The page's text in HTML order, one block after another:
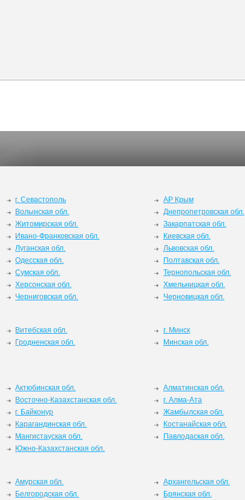
г. Севастополь
АР Крым
Волынская обл.
Днепропетровская обл.
Житомирская обл.
Закарпатская обл.
Ивано-Франковская обл.
Киевская обл.
Луганская обл.
Львовская обл.
Одесская обл.
Полтавская обл.
Сумская обл.
Тернопольская обл.
Херсонская обл.
Хмельницкая обл.
Черниговская обл. Черновицкая обл.
Витебская обл.
г. Минск
Гродненская обл.
Минская обл.
Актюбинская обл.
Алматинская обл.
Восточно-Казахстанская обл.
г. Алма-Ата
г. Байконур
Жамбылская обл.
Карагандинская обл.
Костанайская обл.
Мангистауская обл.
Павлодаская обл.
Южно-Казахстанская обл.
Амурская обл.
Архангельская обл.
Белгородская обл.
Брянская обл.